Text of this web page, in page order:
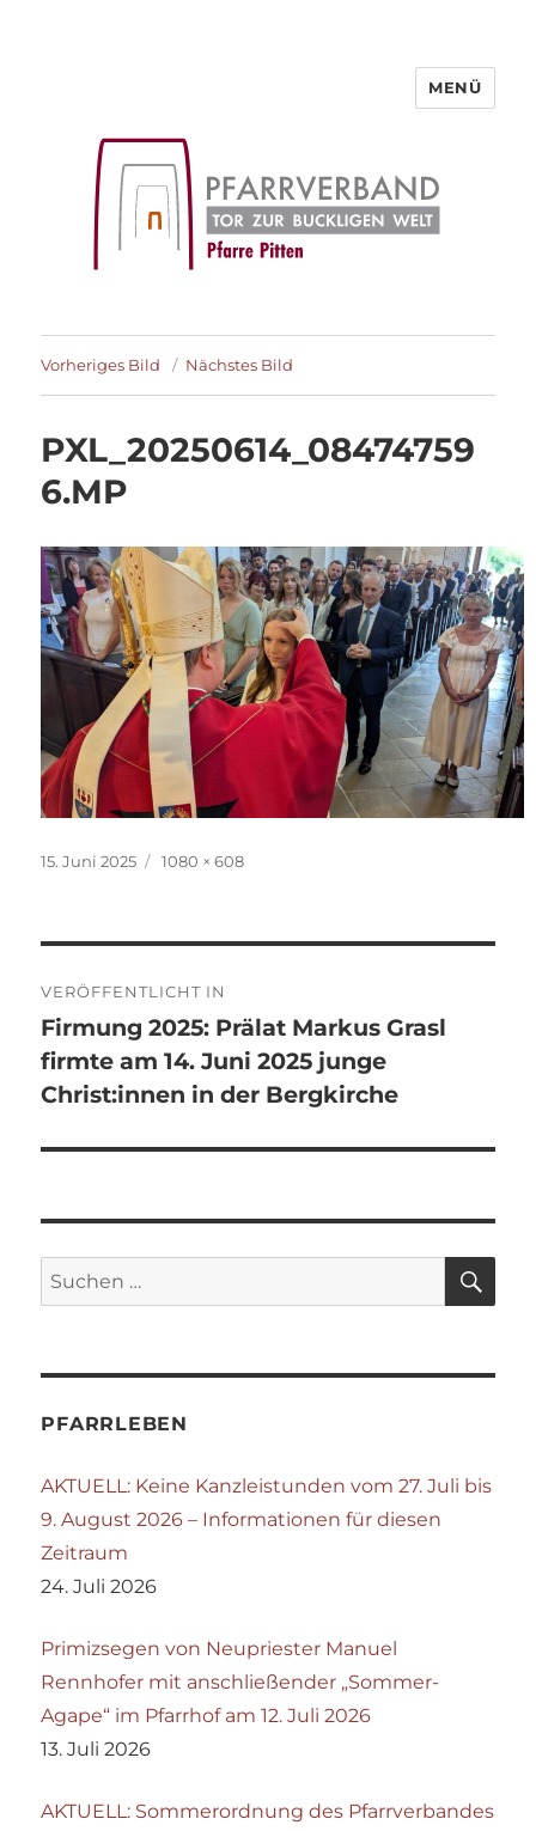
MENÜ
Vorheriges Bild Nächstes Bild
PXL_20250614_08474759
6.MP
Veröffentlicht
15. Juni 2025 Originalgröße
1080 × 608
VERÖFFENTLICHT IN
Firmung 2025: Prälat Markus Grasl
firmte am 14. Juni 2025 junge
Christ:innen in der Bergkirche
Suchen
nach:
PFARRLEBEN
AKTUELL: Keine Kanzleistunden vom 27. Juli bis
9. August 2026 – Informationen für diesen
Zeitraum
24. Juli 2026
Primizsegen von Neupriester Manuel
Rennhofer mit anschließender „Sommer-
Agape“ im Pfarrhof am 12. Juli 2026
13. Juli 2026
AKTUELL: Sommerordnung des Pfarrverbandes